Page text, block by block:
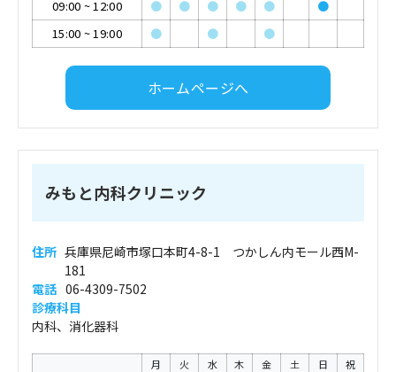
09:00 ~12:00 ● ● ● ● ●
●
15:00 ~19:00 ● ● ●
ホームページへ
みもと内科クリニック
住所 兵庫県尼崎市塚口本町4-8-1 つかしん内モール西M-
181
電話 06-4309-7502
診療科目
内科、消化器科
月 火 水 木 金 土 日 祝